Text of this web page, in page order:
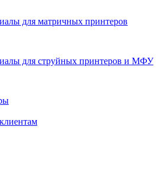
для матричных принтеров
для струйных принтеров и МФУ